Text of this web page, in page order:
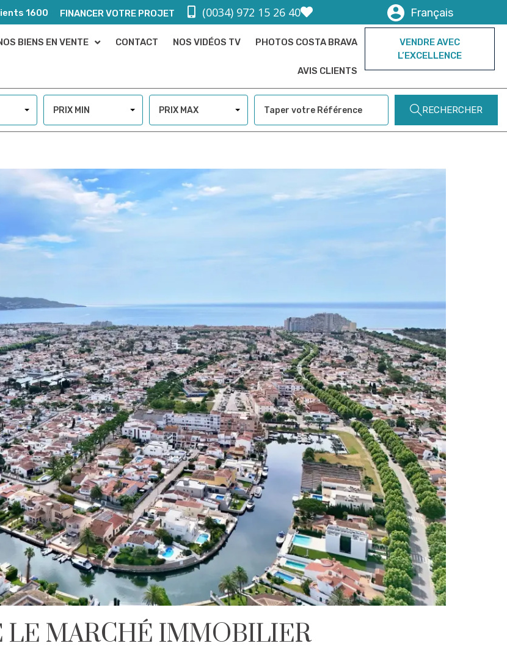
1600 FINANCER VOTRE PROJET (0034) 972 15 26 40 Français
BIENS EN VENTE CONTACT NOS VIDÉOS TV PHOTOS COSTA BRAVA
AVIS CLIENTS
VENDRE AVEC
L’EXCELLENCE
PRIX MIN PRIX MAX RECHERCHER
LE MARCHÉ IMMOBILIER